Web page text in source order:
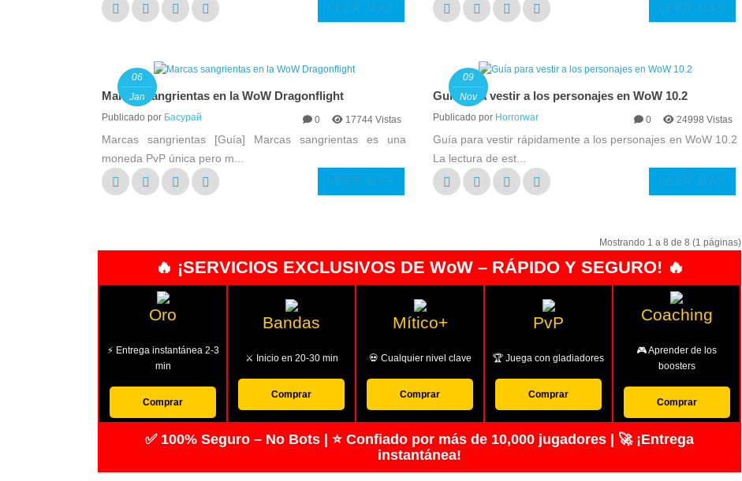
LEER MÁS
LEER MÁS
06
Jan
Marcas sangrientas en la WoW Dragonflight
Publicado por Басурай 0 17744 Vistas
Marcas sangrientas [Guía] Marcas sangrientas es una
moneda PvP única pero m...
LEER MÁS
09
Nov
Guía para vestir a los personajes en WoW 10.2
Publicado por Horrorwar 0 24998 Vistas
Guía para vestir rápidamente a los personajes en WoW 10.2
La lectura de est...
LEER MÁS
Mostrando 1 a 8 de 8 (1 páginas)
🔥 ¡SERVICIOS EXCLUSIVOS DE WoW – RÁPIDO Y SEGURO! 🔥
Oro
⚡ Entrega instantánea 2-3
min
Comprar
Bandas
⚔️ Inicio en 20-30 min
Comprar
Mítico+
💀 Cualquier nivel clave
Comprar
PvP
🏆 Juega con gladiadores
Comprar
Coaching
🎮 Aprender de los
boosters
Comprar
✅ 100% Seguro – No Bots | ⭐ Confiado por más de 10,000 jugadores | 🚀 ¡Entrega
instantánea!